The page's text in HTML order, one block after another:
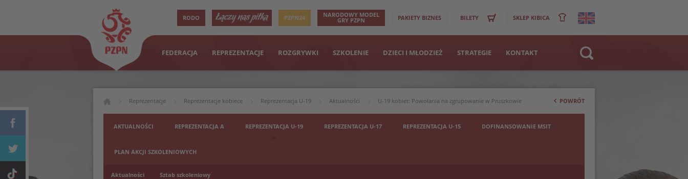
RODO PZPN24 NARODOWY MODEL
GRY PZPN PAKIETY BIZNES BILETY SKLEP KIBICA
FEDERACJA REPREZENTACJE ROZGRYWKI SZKOLENIE DZIECI I MŁODZIEŻ STRATEGIE KONTAKT
>
Strona WWW
Zawodnik
Reprezentacje Reprezentacje kobiece Reprezentacja U-19 Aktualności U-19 kobiet: Powołania na zgrupowanie w Pruszkowie POWRÓT
AKTUALNOŚCI REPREZENTACJA A REPREZENTACJA U-19 REPREZENTACJA U-17 REPREZENTACJA U-15 DOFINANSOWANIE MSIT
PLAN AKCJI SZKOLENIOWYCH
Aktualności Sztab szkoleniowy